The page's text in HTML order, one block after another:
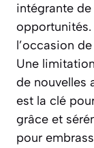
intégrante
l’occasion
Une
de nouvelles
est la clé
grâce et
pour